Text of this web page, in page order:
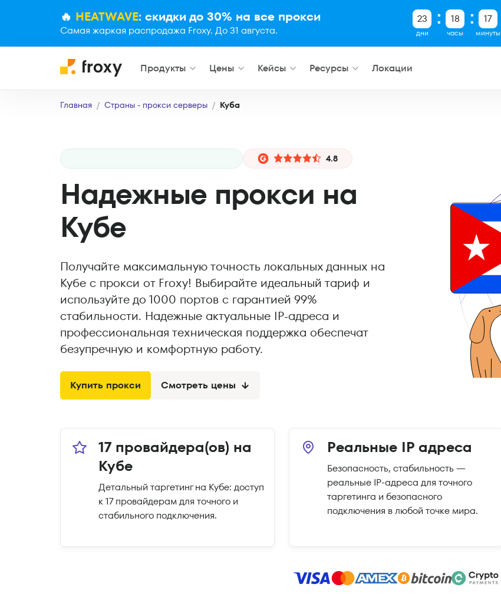
🔥 HEATWAVE: скидки до 30% на все прокси
Самая жаркая распродажа Froxy. До 31 августа.
23
дни
18
часы
17
минуты
Продукты Цены Кейсы Ресурсы Локации
Главная Страны - прокси серверы Куба
4.8
Надежные прокси на
Кубе
Получайте максимальную точность локальных данных на
Кубе с прокси от Froxy! Выбирайте идеальный тариф и
используйте до 1000 портов с гарантией 99%
стабильности. Надежные актуальные IP-адреса и
профессиональная техническая поддержка обеспечат
безупречную и комфортную работу.
Купить прокси Смотреть цены
17 провайдера(ов) на
Кубе
Детальный таргетинг на Кубе: доступ
к 17 провайдерам для точного и
стабильного подключения.
Реальные IP адреса
Безопасность, стабильность —
реальные IP-адреса для точного
таргетинга и безопасного
подключения в любой точке мира.